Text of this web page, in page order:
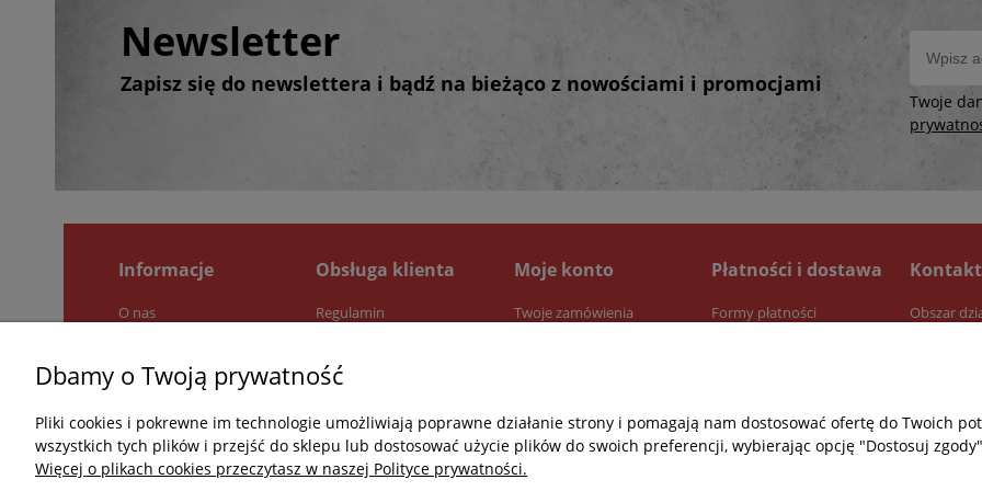
Newsletter
Zapisz się do newslettera i bądź na bieżąco z nowościami i promocjami
Twoje
Informacje
O nas
Jak kupować?
Obsługa klienta
Regulamin
Polityka prywatności
Moje konto
Twoje zamówienia
Płatności i dostawa
Formy płatności
Kontakt
Obszar
Dbamy o Twoją prywatność
Pliki cookies i pokrewne im technologie umożliwiają poprawne działanie strony i pomagają nam dostosować ofertę do Twoich
wszystkich tych plików i przejść do sklepu lub dostosować użycie plików do swoich preferencji, wybierając opcję "Dostosuj
Więcej o plikach cookies przeczytasz w naszej Polityce prywatności.